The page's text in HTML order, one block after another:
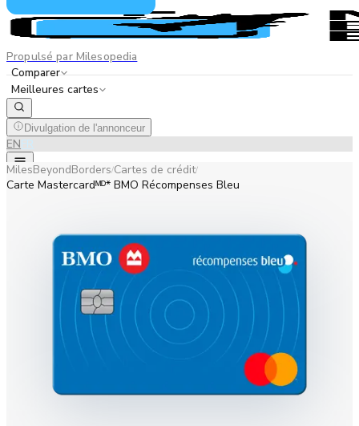
Propulsé par Milesopedia
Comparer
Meilleures cartes
Divulgation de l'annonceur
ENFR
MilesBeyondBorders/Cartes de crédit/
Carte Mastercardᴹᴰ* BMO Récompenses Bleu